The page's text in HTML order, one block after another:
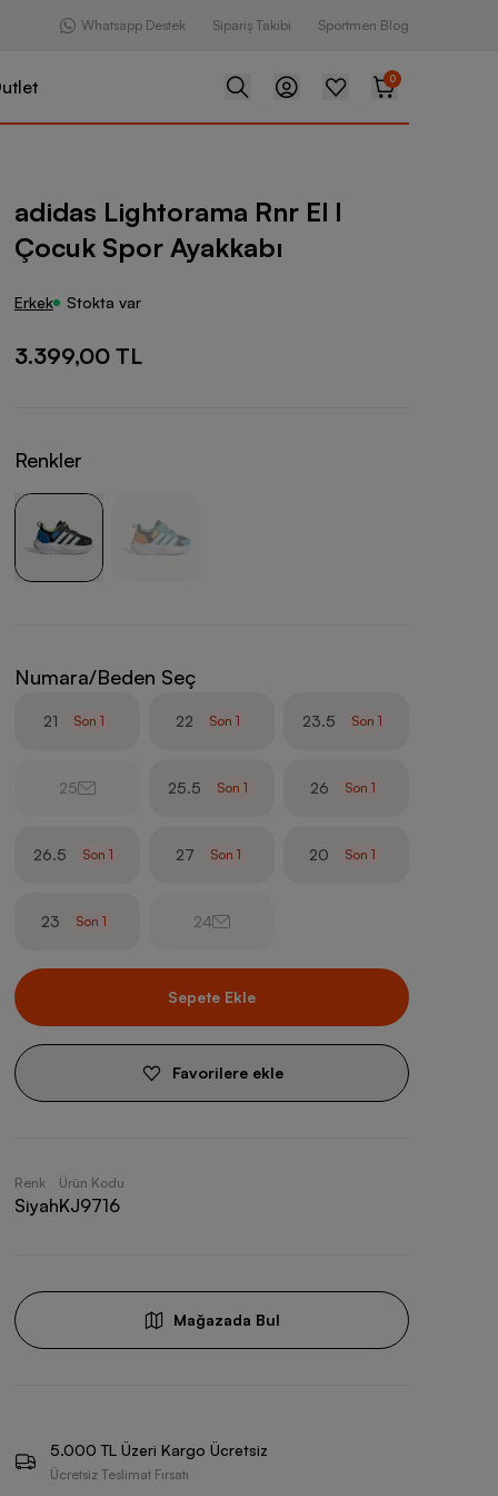
Whatsapp Destek Sipariş Takibi Sportmen Blog
0
Rnr El I Çocuk Spor Ayakkabı
adidas Lightorama Rnr El I
Çocuk Spor Ayakkabı
Erkek Stokta var
3.399,00 TL
Renkler
Numara/Beden Seç
21 Son 1 22 Son1 23.5 Son1
25 25.5 Son1 26 Son 1
26.5 Son1 27 Son 1 20 Son1
23 Son 1 24
Sepete Ekle
Favorilere ekle
Renk
Siyah
Ürün Kodu
KJ9716
Mağazada Bul
5.000 TL Üzeri Kargo Ücretsiz
Ücretsiz Teslimat Fırsatı